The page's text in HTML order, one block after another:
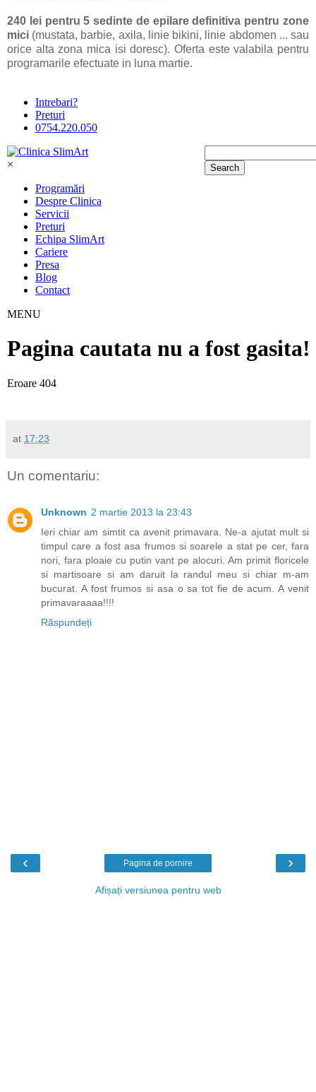
240 lei pentru 5 sedinte de epilare definitiva pentru zone
mici (mustata, barbie, axila, linie bikini, linie abdomen ... sau
orice alta zona mica isi doresc). Oferta este valabila pentru
programarile efectuate in luna martie.
at 17:23
Un comentariu:
Unknown 2 martie 2013 la 23:43
Ieri chiar am simtit ca avenit primavara. Ne-a ajutat mult si
timpul care a fost asa frumos si soarele a stat pe cer, fara
nori, fara ploaie cu putin vant pe alocuri. Am primit floricele
si martisoare si am daruit la randul meu si chiar m-am
bucurat. A fost frumos si asa o sa tot fie de acum. A venit
primavaraaaa!!!!
Răspundeți
‹ ›
Pagina de pornire
Afișați versiunea pentru web